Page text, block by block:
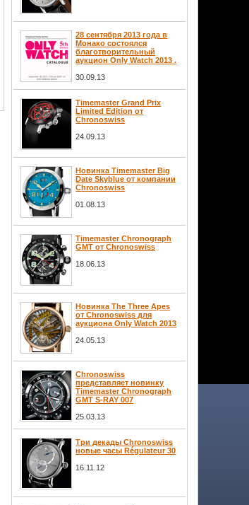
28 сентября 2013 года в
Монако состоялся
благотворительный
аукцион Only Watch 2013 .
30.09.13
Timemaster Grand Prix
Limited Edition от
Chronoswiss
24.09.13
Новинка Timemaster Big
Date Skyblue от компании
Chronoswiss
01.08.13
Timemaster Chronograph
GMT от Chronoswiss
18.06.13
Новинка The Three Apes
от Chronoswiss для
аукциона Only Watch 2013
24.05.13
Chronoswiss
представляет новинку
Timemaster Chronograph
GMT S-RAY 007
25.03.13
Три декады Chronoswiss
новые часы Régulateur 30
16.11.12